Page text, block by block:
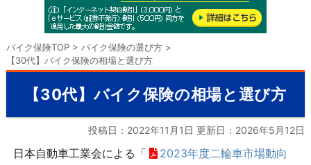
バイク保険TOP> バイク保険の選び方 >
【30代】バイク保険の相場と選び方
【30代】バイク保険の相場と選び方
投稿日：2022年11月1日 更新日： 2026年5月12日
日本自動車工業会による「
2023年度二輪車市場動向